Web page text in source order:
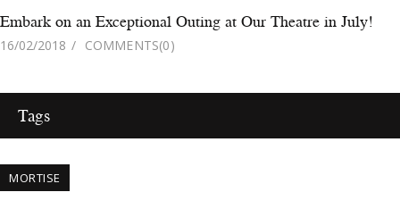
Embark on an Exceptional Outing at Our Theatre in July!
16/02/2018 COMMENTS(0)
Tags
MORTISE